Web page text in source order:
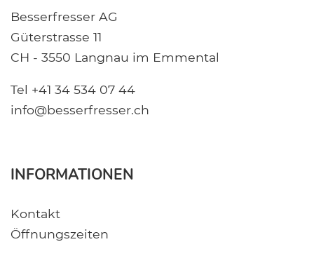
Besserfresser AG
Güterstrasse 11
CH - 3550 Langnau im Emmental
Tel +41 34 534 07 44
info@besserfresser.ch
INFORMATIONEN
Kontakt
Öffnungszeiten